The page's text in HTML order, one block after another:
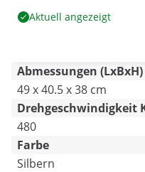
Messerschärfer
Aktuell angezeigt
Abmessungen (LxBxH)
49 x 40.5 x 38 cm
Drehgeschwindigkeit
480
Farbe
Silbern